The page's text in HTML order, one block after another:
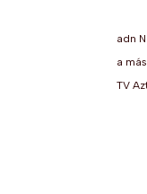
adn
a
TV